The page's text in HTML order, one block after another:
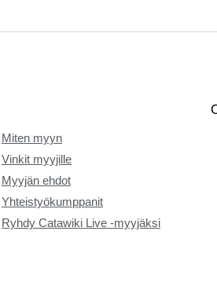
Miten myyn
Vinkit myyjille
Myyjän ehdot
Yhteistyökumppanit
Ryhdy Catawiki Live -myyjäksi